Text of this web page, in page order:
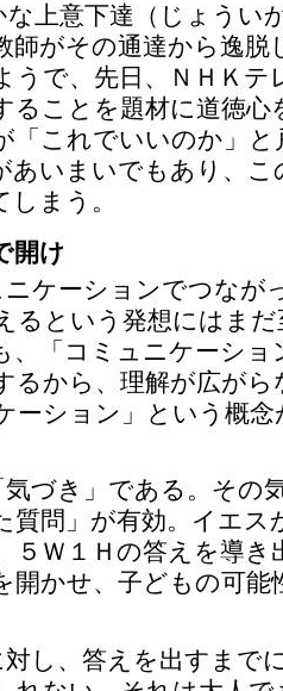
上意下達（じょうい
師がその通達から逸脱
うで、先日、ＮＨＫテ
ることを題材に道徳心
「これでいいのか」
あいまいでもあり、
まう。
開け
ケーションでつなが
るという発想にはま
、「コミュニケーシ
るから、理解が広が
ーション」という概
気づき」である。その
質問」が有効。イエス
５Ｗ１Ｈの答えを導き
開かせ、子どもの可
し、答えを出すまで